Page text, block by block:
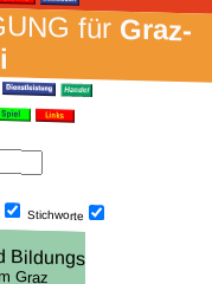
fürGraz-
Stich­worte